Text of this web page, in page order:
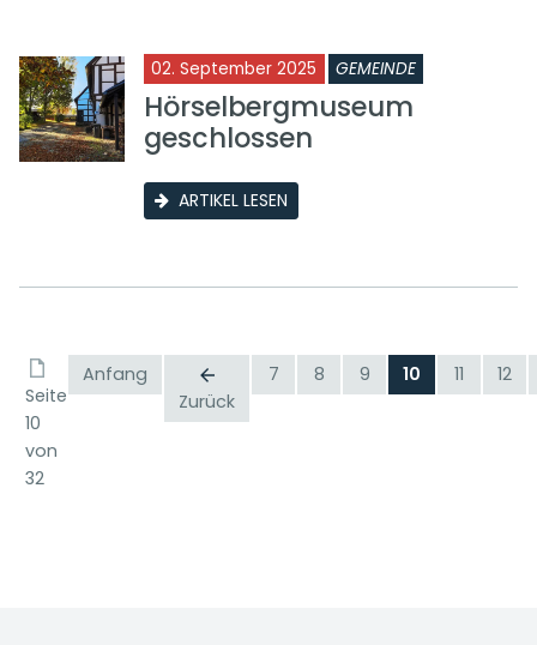
02. September 2025 GEMEINDE
Hörselbergmuseum
geschlossen
ARTIKEL LESEN
Seite
10
von
32
Anfang
Zurück
7 8 9 10 11 12